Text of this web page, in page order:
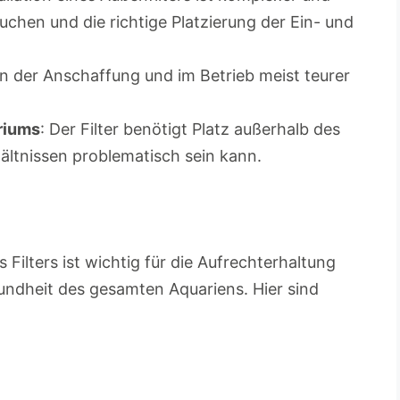
und die richtige Platzierung der Ein- und
der Anschaffung und im Betrieb meist teurer
: Der Filter benötigt Platz außerhalb des
problematisch sein kann.
Filters ist wichtig für die Aufrechterhaltung
des gesamten Aquariens. Hier sind